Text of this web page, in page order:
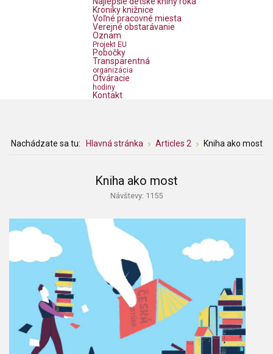
Kroniky knižnice
Voľné pracovné miesta
Verejné obstarávanie
Oznam
Projekt EU
Pobočky
Transparentná
organizácia
Otváracie
hodiny
Kontakt
Nachádzate sa tu: Hlavná stránka Articles 2 Kniha ako most
Kniha ako most
Návštevy: 1155